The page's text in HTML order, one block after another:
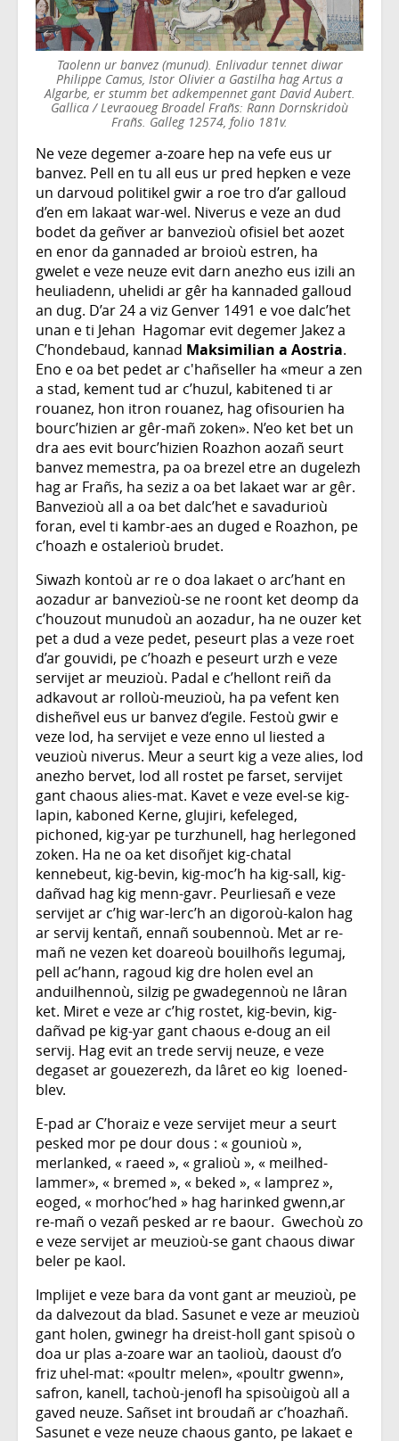
Taolenn ur banvez (munud). Enlivadur tennet diwar
Philippe Camus, Istor Olivier a Gastilha hag Artus a
Algarbe, er stumm bet adkempennet gant David Aubert.
Gallica / Levraoueg Broadel Frañs: Rann Dornskridoù
Frañs. Galleg 12574, folio 181v.
Ne veze degemer a-zoare hep na vefe eus ur
banvez. Pell en tu all eus ur pred hepken e veze
un darvoud politikel gwir a roe tro d’ar galloud
d’en em lakaat war-wel. Niverus e veze an dud
bodet da geñver ar banvezioù ofisiel bet aozet
en enor da gannaded ar broioù estren, ha
gwelet e veze neuze evit darn anezho eus izili an
heuliadenn, uhelidi ar gêr ha kannaded galloud
an dug. D’ar 24 a viz Genver 1491 e voe dalc’het
unan e ti Jehan Hagomar evit degemer Jakez a
C’hondebaud, kannad Maksimilian a Aostria.
Eno e oa bet pedet ar c'hañseller ha «meur a zen
a stad, kement tud ar c’huzul, kabitened ti ar
rouanez, hon itron rouanez, hag ofisourien ha
bourc’hizien ar gêr-mañ zoken». N’eo ket bet un
dra aes evit bourc’hizien Roazhon aozañ seurt
banvez memestra, pa oa brezel etre an dugelezh
hag ar Frañs, ha seziz a oa bet lakaet war ar gêr.
Banvezioù all a oa bet dalc’het e savadurioù
foran, evel ti kambr-aes an duged e Roazhon, pe
c’hoazh e ostalerioù brudet.
Siwazh kontoù ar re o doa lakaet o arc’hant en
aozadur ar banvezioù-se ne roont ket deomp da
c’houzout munudoù an aozadur, ha ne ouzer ket
pet a dud a veze pedet, peseurt plas a veze roet
d’ar gouvidi, pe c’hoazh e peseurt urzh e veze
servijet ar meuzioù. Padal e c’hellont reiñ da
adkavout ar rolloù-meuzioù, ha pa vefent ken
disheñvel eus ur banvez d’egile. Festoù gwir e
veze lod, ha servijet e veze enno ul liested a
veuzioù niverus. Meur a seurt kig a veze alies, lod
anezho bervet, lod all rostet pe farset, servijet
gant chaous alies-mat. Kavet e veze evel-se kig-
lapin, kaboned Kerne, glujiri, kefeleged,
pichoned, kig-yar pe turzhunell, hag herlegoned
zoken. Ha ne oa ket disoñjet kig-chatal
kennebeut, kig-bevin, kig-moc’h ha kig-sall, kig-
dañvad hag kig menn-gavr. Peurliesañ e veze
servijet ar c’hig war-lerc’h an digoroù-kalon hag
ar servij kentañ, ennañ soubennoù. Met ar re-
mañ ne vezen ket doareoù bouilhoñs legumaj,
pell ac’hann, ragoud kig dre holen evel an
anduilhennoù, silzig pe gwadegennoù ne lâran
ket. Miret e veze ar c’hig rostet, kig-bevin, kig-
dañvad pe kig-yar gant chaous e-doug an eil
servij. Hag evit an trede servij neuze, e veze
degaset ar gouezerezh, da lâret eo kig loened-
blev.
E-pad ar C’horaiz e veze servijet meur a seurt
pesked mor pe dour dous : « gounioù »,
merlanked, « raeed », « gralioù », « meilhed-
lammer», « bremed », « beked », « lamprez »,
eoged, « morhoc’hed » hag harinked gwenn,ar
re-mañ o vezañ pesked ar re baour. Gwechoù zo
e veze servijet ar meuzioù-se gant chaous diwar
beler pe kaol.
Implijet e veze bara da vont gant ar meuzioù, pe
da dalvezout da blad. Sasunet e veze ar meuzioù
gant holen, gwinegr ha dreist-holl gant spisoù o
doa ur plas a-zoare war an taolioù, daoust d’o
friz uhel-mat: «poultr melen», «poultr gwenn»,
safron, kanell, tachoù-jenofl ha spisoùigoù all a
gaved neuze. Sañset int broudañ ar c’hoazhañ.
Sasunet e veze neuze chaous ganto, pe lakaet e